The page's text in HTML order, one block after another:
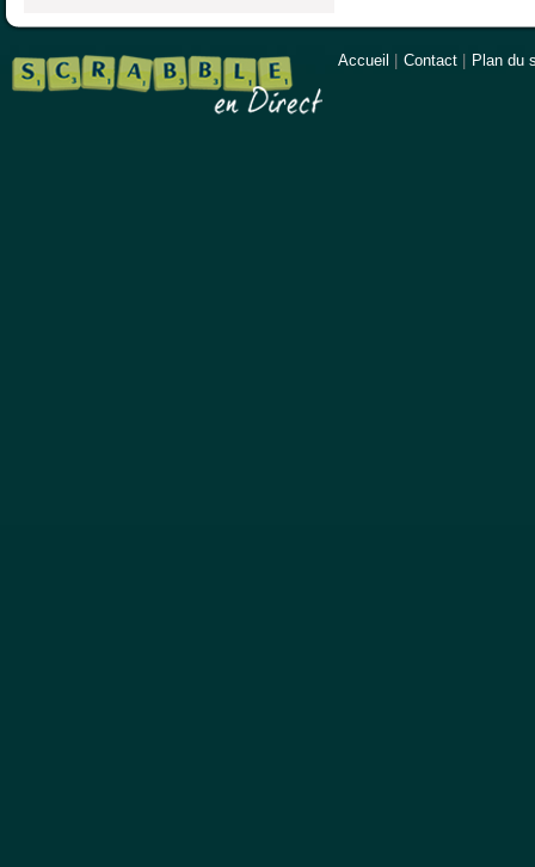
Accueil Contact Plan du